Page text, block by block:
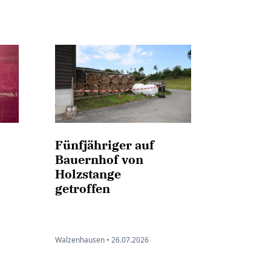
Fünfjähriger auf
Bauernhof von
Holzstange
getroffen
Walzenhausen • 26.07.2026